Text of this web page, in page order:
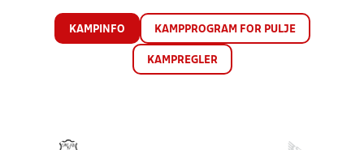
KAMPINFO KAMPPROGRAM FOR PULJE
KAMPREGLER